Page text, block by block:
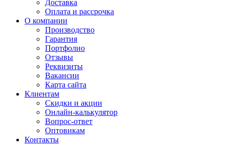
Доставка
Оплата и рассрочка
О компании
Производство
Гарантия
Портфолио
Отзывы
Реквизиты
Вакансии
Карта сайта
Клиентам
Скидки и акции
Онлайн-калькулятор
Вопрос-ответ
Оптовикам
Контакты